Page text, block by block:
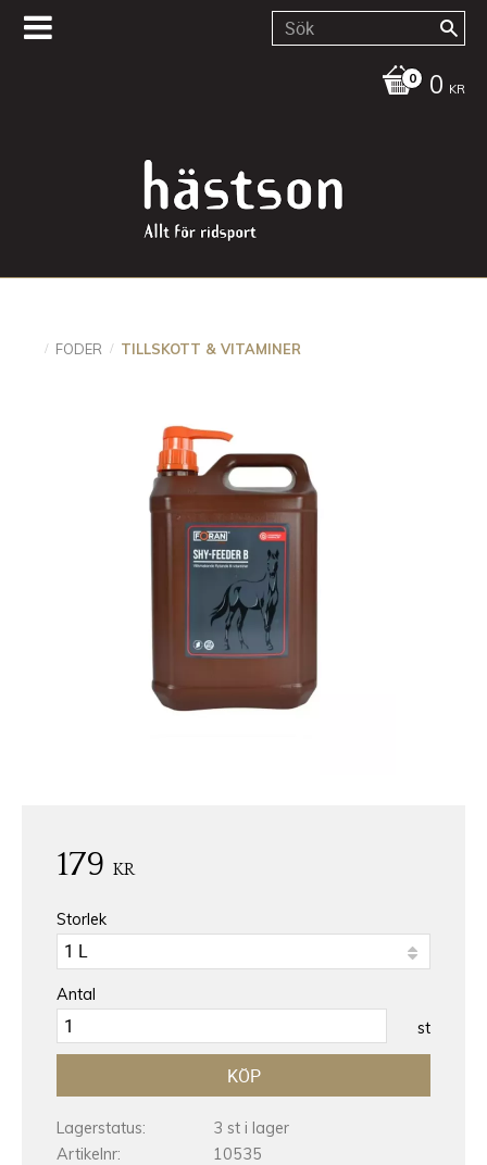
0 KR
FODER TILLSKOTT & VITAMINER
179 KR
Storlek
Antal
st
KÖP
Lagerstatus
3 st i lager
Artikelnr
10535